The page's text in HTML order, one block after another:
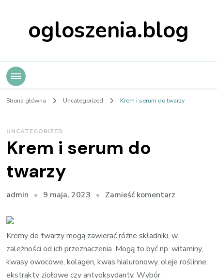
ogloszenia.blog
Strona główna Uncategorized Krem i serum do twarzy
UNCATEGORIZED
Krem i serum do
twarzy
admin 9 maja, 2023 Zamieść komentarz
i
serum
do
Kremy do twarzy mogą zawierać różne składniki, w
zależności od ich przeznaczenia. Mogą to być np. witaminy,
kwasy owocowe, kolagen, kwas hialuronowy, oleje roślinne,
ekstrakty ziołowe czy antyoksydanty. Wybór